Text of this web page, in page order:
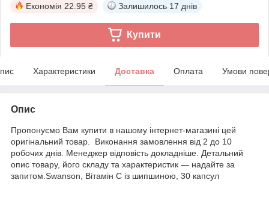
Економія 22.95 ₴ Залишилось 17 днів
Купити
Характеристики Доставка Оплата Умови
Опис
Пропонуємо Вам купити в нашому інтернет-магазині цей
оригінальний товар. Виконання замовлення від 2 до 10
робочих днів. Менеджер відповість докладніше. Детальний
опис товару, його складу та характеристик — надайте за
запитом.Swanson, Вітамін C із шипшиною, 30 капсул